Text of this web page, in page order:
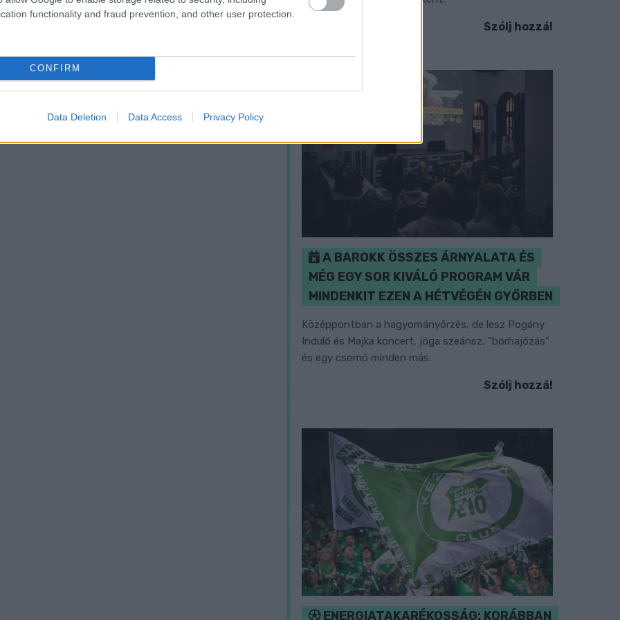
functionality and fraud prevention, and other user protection.
CONFIRM
Data Deletion Data Access Privacy Policy
Szólj hozzá!
A BAROKK ÖSSZES ÁRNYALATA ÉS
MÉG EGY SOR KIVÁLÓ PROGRAM VÁR
MINDENKIT EZEN A HÉTVÉGÉN GYŐRBEN
Középpontban a hagyományőrzés, de lesz Pogány
Induló és Majka koncert, jóga szeánsz, “borhajózás”
és egy csomó minden más.
Szólj hozzá!
ENERGIATAKARÉKOSSÁG: KORÁBBAN